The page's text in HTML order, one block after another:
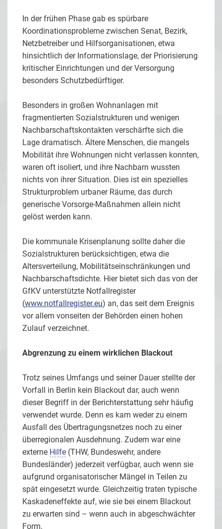
In der frühen Phase gab es spürbare
Koordinationsprobleme zwischen Senat, Bezirk,
Netzbetreiber und Hilfsorganisationen, etwa
hinsichtlich der Informationslage, der Priorisierung
kritischer Einrichtungen und der Versorgung
besonders Schutzbedürftiger.
Besonders in großen Wohnanlagen mit
fragmentierten Sozialstrukturen und wenigen
Nachbarschaftskontakten verschärfte sich die
Lage dramatisch. Ältere Menschen, die mangels
Mobilität ihre Wohnungen nicht verlassen konnten,
waren oft isoliert, und ihre Nachbarn wussten
nichts von ihrer Situation. Dies ist ein spezielles
Strukturproblem urbaner Räume, das durch
generische Vorsorge-Maßnahmen allein nicht
gelöst werden kann.
Die kommunale Krisenplanung sollte daher die
Sozialstrukturen berücksichtigen, etwa die
Altersverteilung, Mobilitätseinschränkungen und
Nachbarschaftsdichte. Hier bietet sich das von der
GfKV unterstützte Notfallregister
(www.notfallregister.eu) an, das seit dem Ereignis
vor allem vonseiten der Behörden einen hohen
Zulauf verzeichnet.
Abgrenzung zu einem wirklichen Blackout
Trotz seines Umfangs und seiner Dauer stellte der
Vorfall in Berlin kein Blackout dar, auch wenn
dieser Begriff in der Berichterstattung sehr häufig
verwendet wurde. Denn es kam weder zu einem
Ausfall des Übertragungsnetzes noch zu einer
überregionalen Ausdehnung. Zudem war eine
externe Hilfe (THW, Bundeswehr, andere
Bundesländer) jederzeit verfügbar, auch wenn sie
aufgrund organisatorischer Mängel in Teilen zu
spät eingesetzt wurde. Gleichzeitig traten typische
Kaskadeneffekte auf, wie sie bei einem Blackout
zu erwarten sind – wenn auch in abgeschwächter
Form.